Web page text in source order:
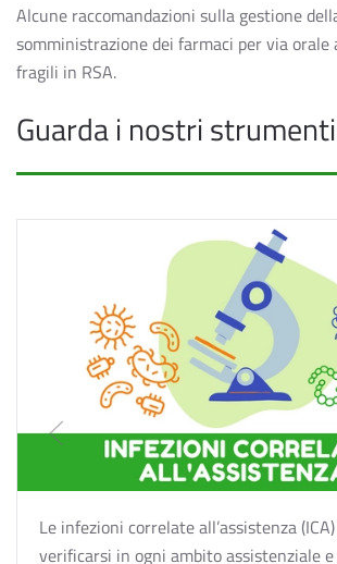
Alcune raccomandazioni sulla gestione
somministrazione dei farmaci per via orale
fragili in RSA.
Guarda i nostri
Le infezioni correlate all’assistenza
verificarsi in ogni ambito assistenziale